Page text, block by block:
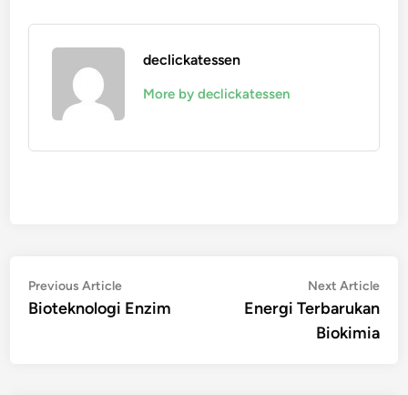
declickatessen
More by declickatessen
Navigasi
pos
Previous ArticlePrevious
article:
Bioteknologi Enzim
Next Article
Energi Terbarukan
Biokimia